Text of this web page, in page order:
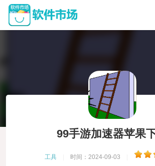
99手游加速器苹果
工具 时间：2024-09-03